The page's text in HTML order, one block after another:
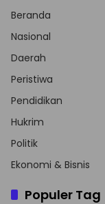
Beranda
Nasional
Daerah
Peristiwa
Pendidikan
Hukrim
Politik
Ekonomi & Bisnis
Populer Tag